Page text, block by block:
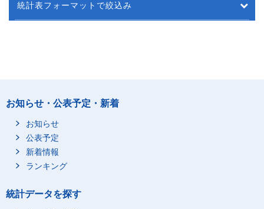
統計表フォーマットで絞込み
お知らせ・公表予定・新着
お知らせ
公表予定
新着情報
ランキング
統計データを探す